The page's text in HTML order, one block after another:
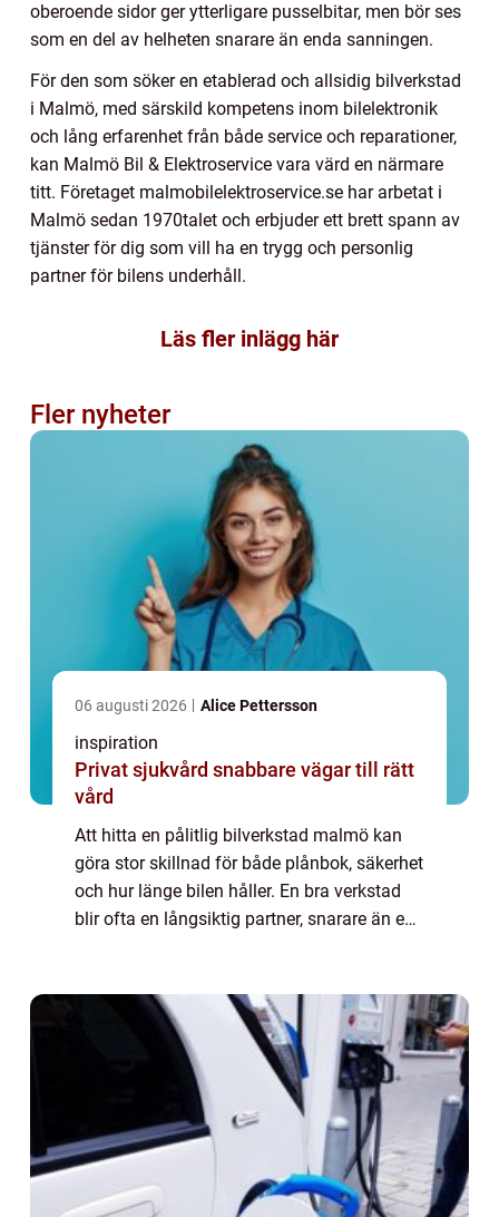
oberoende sidor ger ytterligare pusselbitar, men bör ses
som en del av helheten snarare än enda sanningen.
För den som söker en etablerad och allsidig bilverkstad
i Malmö, med särskild kompetens inom bilelektronik
och lång erfarenhet från både service och reparationer,
kan Malmö Bil & Elektroservice vara värd en närmare
titt. Företaget malmobilelektroservice.se har arbetat i
Malmö sedan 1970talet och erbjuder ett brett spann av
tjänster för dig som vill ha en trygg och personlig
partner för bilens underhåll.
Läs fler inlägg här
Fler nyheter
06 augusti 2026 Alice Pettersson
inspiration
Privat sjukvård snabbare vägar till rätt
vård
Att hitta en pålitlig bilverkstad malmö kan
göra stor skillnad för både plånbok, säkerhet
och hur länge bilen håller. En bra verkstad
blir ofta en långsiktig partner, snarare än en